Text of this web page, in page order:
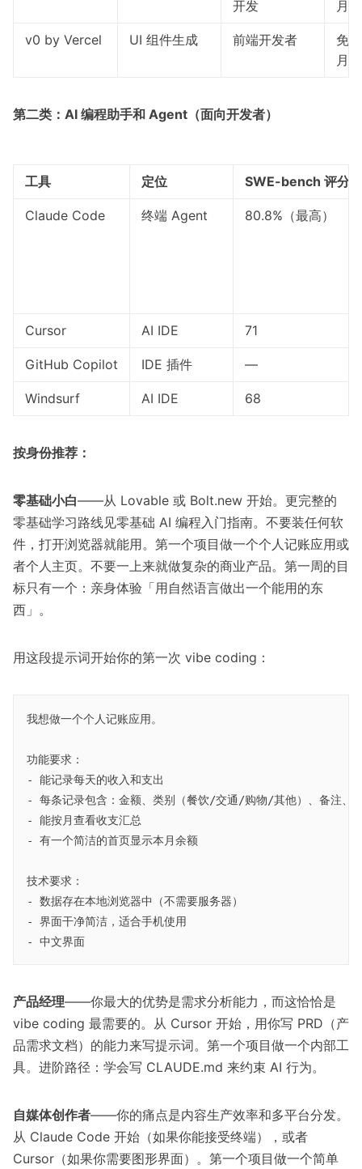
开发 月
v0 by Vercel UI 组件生成 前端开发者
免
月
第二类：AI 编程助手和 Agent（面向开发者）
工具 定位 SWE-bench 评分
Claude Code 终端 Agent 80.8%（最高）
Cursor AI IDE 71
GitHub Copilot IDE 插件 —
Windsurf AI IDE 68
按身份推荐：
零基础小白——从 Lovable 或 Bolt.new 开始。更完整的
零基础学习路线见零基础 AI 编程入门指南。不要装任何软
件，打开浏览器就能用。第一个项目做一个个人记账应用或
者个人主页。不要一上来就做复杂的商业产品。第一周的目
标只有一个：亲身体验「用自然语言做出一个能用的东
西」。
用这段提示词开始你的第一次 vibe coding：
我想做一个个人记账应用。
功能要求：
- 能记录每天的收入和支出
- 每条记录包含：金额、类别（餐饮/交通/购物/其他）、备注、
- 能按月查看收支汇总
- 有一个简洁的首页显示本月余额
技术要求：
- 数据存在本地浏览器中（不需要服务器）
- 界面干净简洁，适合手机使用
产品经理——你最大的优势是需求分析能力，而这恰恰是
vibe coding 最需要的。从 Cursor 开始，用你写 PRD（产
品需求文档）的能力来写提示词。第一个项目做一个内部工
具。进阶路径：学会写 CLAUDE.md 来约束 AI 行为。
自媒体创作者——你的痛点是内容生产效率和多平台分发。
从 Claude Code 开始（如果你能接受终端），或者
Cursor（如果你需要图形界面）。第一个项目做一个简单